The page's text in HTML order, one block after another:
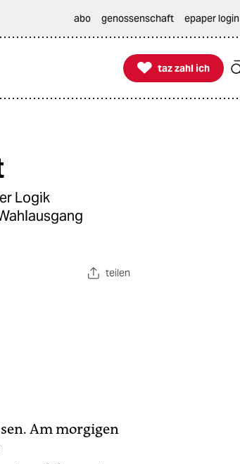
abo genossenschaft epaper login

taz zahl ich
taz zahl ich
Logik
teilen
Am morgigen